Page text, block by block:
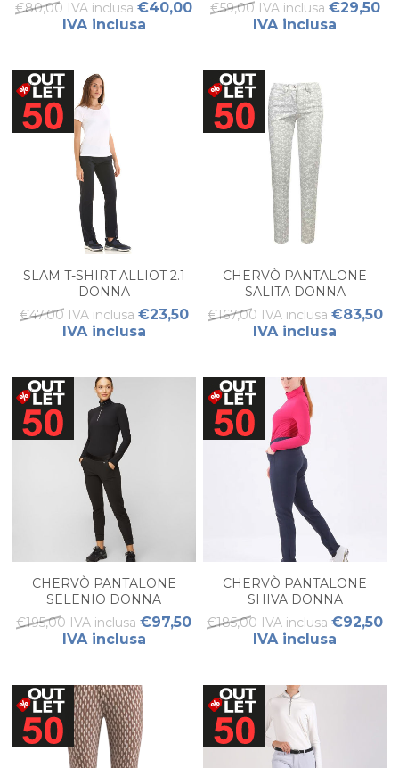
€80,00 IVA inclusa €40,00
IVA inclusa
€59,00 IVA inclusa €29,50
IVA inclusa
SLAM T-SHIRT ALLIOT 2.1
DONNA
€47,00 IVA inclusa €23,50
IVA inclusa
CHERVÒ PANTALONE
SALITA DONNA
€167,00 IVA inclusa €83,50
IVA inclusa
CHERVÒ PANTALONE
SELENIO DONNA
€195,00 IVA inclusa €97,50
IVA inclusa
CHERVÒ PANTALONE
SHIVA DONNA
€185,00 IVA inclusa €92,50
IVA inclusa